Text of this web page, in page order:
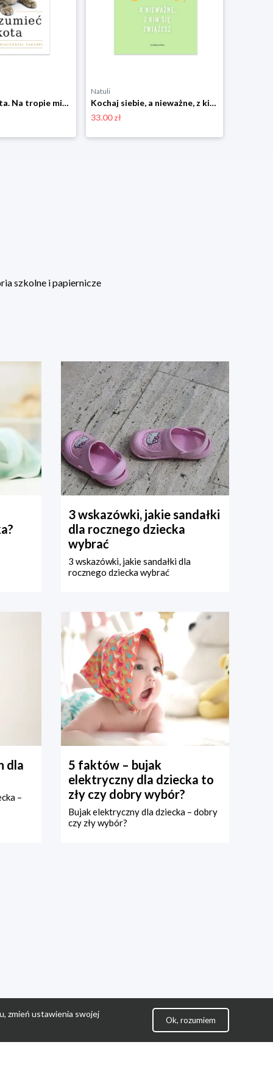
Zrozumieć kota. Na tropie miauczącej zagadki Czarna owca
Natuli
Kochaj siebie, a nieważne, z kim się zwiążesz Czarna owca
33.00 zł
szkolne i papiernicze
3 wskazówki, jakie sandałki
dla rocznego dziecka
wybrać
3 wskazówki, jakie sandałki dla
rocznego dziecka wybrać
dla
–
5 faktów – bujak
elektryczny dla dziecka to
zły czy dobry wybór?
Bujak elektryczny dla dziecka – dobry
czy zły wybór?
zmień ustawienia swojej
Ok, rozumiem